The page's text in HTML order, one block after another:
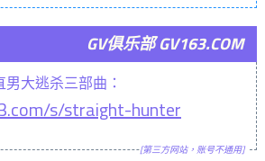
GV俱乐部 GV163.COM
大逃杀三部曲：
s/straight-hunter
[第三方网站，账号不通用]